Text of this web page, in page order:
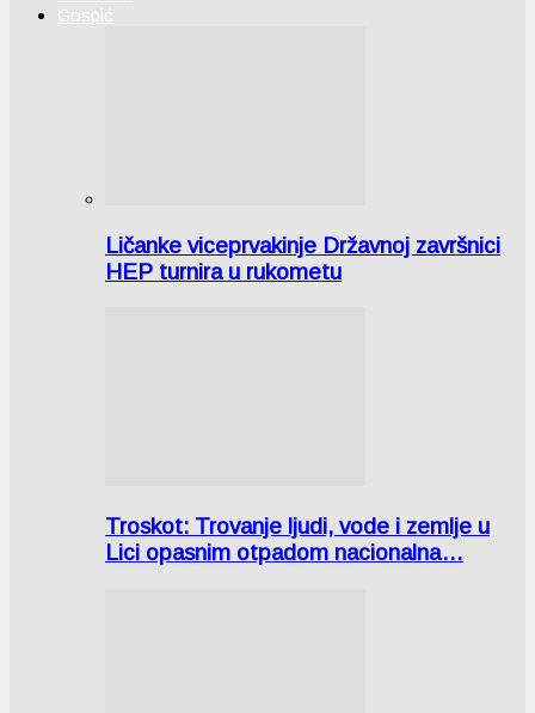
Gospić
Ličanke viceprvakinje Državnoj završnici
HEP turnira u rukometu
Troskot: Trovanje ljudi, vode i zemlje u
Lici opasnim otpadom nacionalna…